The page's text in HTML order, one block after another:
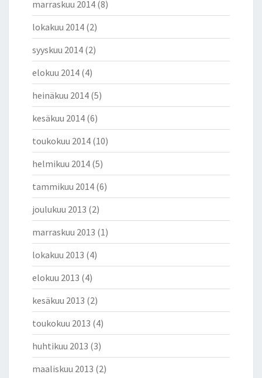
marraskuu 2014 (8)
lokakuu 2014 (2)
syyskuu 2014 (2)
elokuu 2014 (4)
heinäkuu 2014 (5)
kesäkuu 2014 (6)
toukokuu 2014 (10)
helmikuu 2014 (5)
tammikuu 2014 (6)
joulukuu 2013 (2)
marraskuu 2013 (1)
lokakuu 2013 (4)
elokuu 2013 (4)
kesäkuu 2013 (2)
toukokuu 2013 (4)
huhtikuu 2013 (3)
maaliskuu 2013 (2)